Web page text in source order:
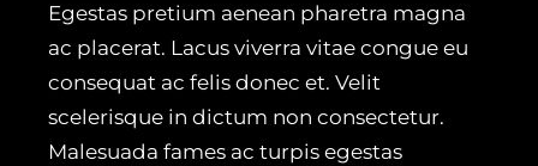
Egestas pretium aenean pharetra magna
ac placerat. Lacus viverra vitae congue eu
consequat ac felis donec et. Velit
scelerisque in dictum non consectetur.
Malesuada fames ac turpis egestas